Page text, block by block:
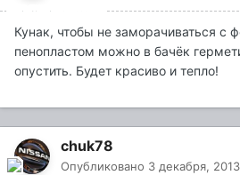
Кунак, чтобы не заморачиваться с
пенопластом можно в бачёк
опустить. Будет красиво и тепло!
chuk78
Опубликовано 3 декабря, 2013